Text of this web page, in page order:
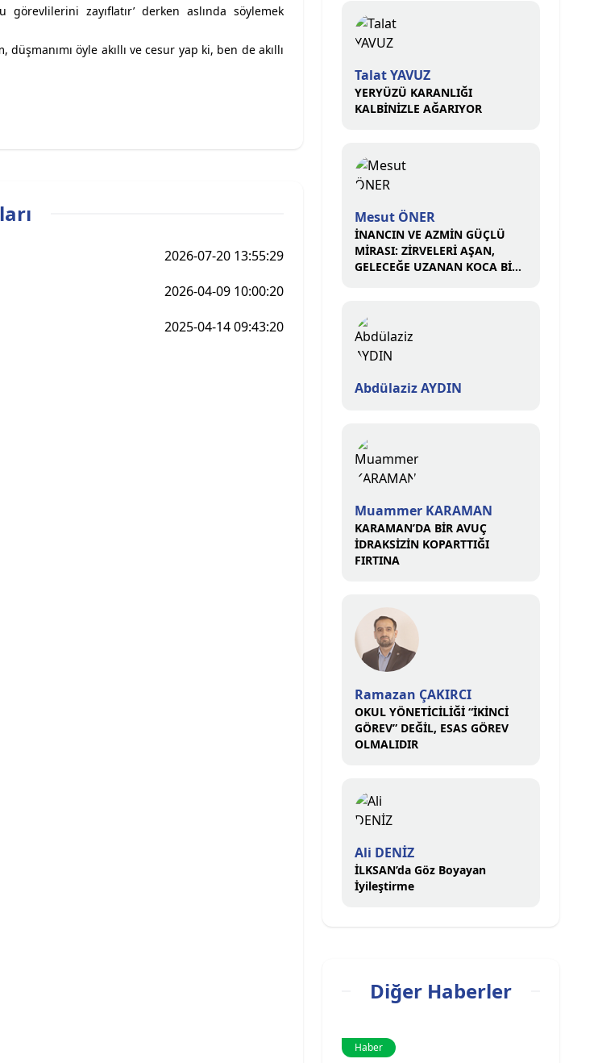
zayıflatır’ derken aslında söylemek
öyle akıllı ve cesur yap ki, ben de akıllı
2026-07-20 13:55:29
2026-04-09 10:00:20
2025-04-14 09:43:20
Talat YAVUZ
YERYÜZÜ KARANLIĞI
KALBİNİZLE AĞARIYOR
Mesut ÖNER
İNANCIN VE AZMİN GÜÇLÜ
MİRASI: ZİRVELERİ AŞAN,
GELECEĞE UZANAN KOCA BİR
Abdülaziz AYDIN
Muammer KARAMAN
KARAMAN’DA BİR AVUÇ
İDRAKSİZİN KOPARTTIĞI
FIRTINA
Ramazan ÇAKIRCI
OKUL YÖNETİCİLİĞİ “İKİNCİ
GÖREV” DEĞİL, ESAS GÖREV
OLMALIDIR
Ali DENİZ
İLKSAN’da Göz Boyayan
İyileştirme
Diğer Haberler
Haber